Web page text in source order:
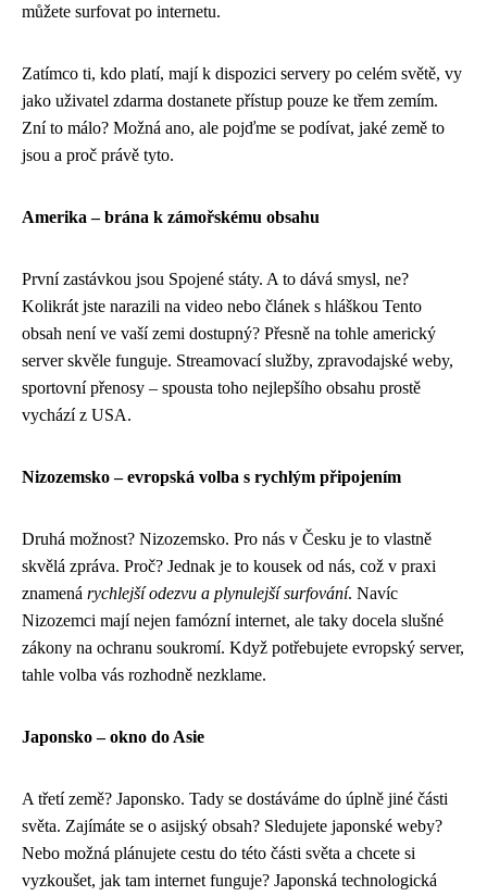
můžete surfovat po internetu.
Zatímco ti, kdo platí, mají k dispozici servery po celém světě, vy
jako uživatel zdarma dostanete přístup pouze ke třem zemím.
Zní to málo? Možná ano, ale pojďme se podívat, jaké země to
jsou a proč právě tyto.
Amerika – brána k zámořskému obsahu
První zastávkou jsou Spojené státy. A to dává smysl, ne?
Kolikrát jste narazili na video nebo článek s hláškou Tento
obsah není ve vaší zemi dostupný? Přesně na tohle americký
server skvěle funguje. Streamovací služby, zpravodajské weby,
sportovní přenosy – spousta toho nejlepšího obsahu prostě
vychází z USA.
Nizozemsko – evropská volba s rychlým připojením
Druhá možnost? Nizozemsko. Pro nás v Česku je to vlastně
skvělá zpráva. Proč? Jednak je to kousek od nás, což v praxi
znamená rychlejší odezvu a plynulejší surfování. Navíc
Nizozemci mají nejen famózní internet, ale taky docela slušné
zákony na ochranu soukromí. Když potřebujete evropský server,
tahle volba vás rozhodně nezklame.
Japonsko – okno do Asie
A třetí země? Japonsko. Tady se dostáváme do úplně jiné části
světa. Zajímáte se o asijský obsah? Sledujete japonské weby?
Nebo možná plánujete cestu do této části světa a chcete si
vyzkoušet, jak tam internet funguje? Japonská technologická